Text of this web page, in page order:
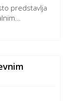
predstavlja